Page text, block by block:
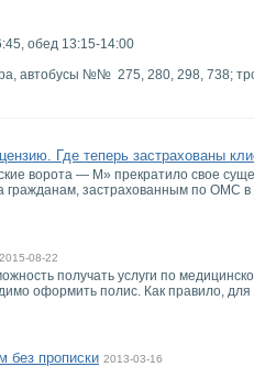
обед 13:15-14:00
автобусы №№ 275, 280, 298, 738;
Где теперь застрахованы
ворота — М» прекратило свое
застрахованным по ОМС в
2015-08-22
получать услуги по
оформить полис. Как правило,
без прописки 2013-03-16